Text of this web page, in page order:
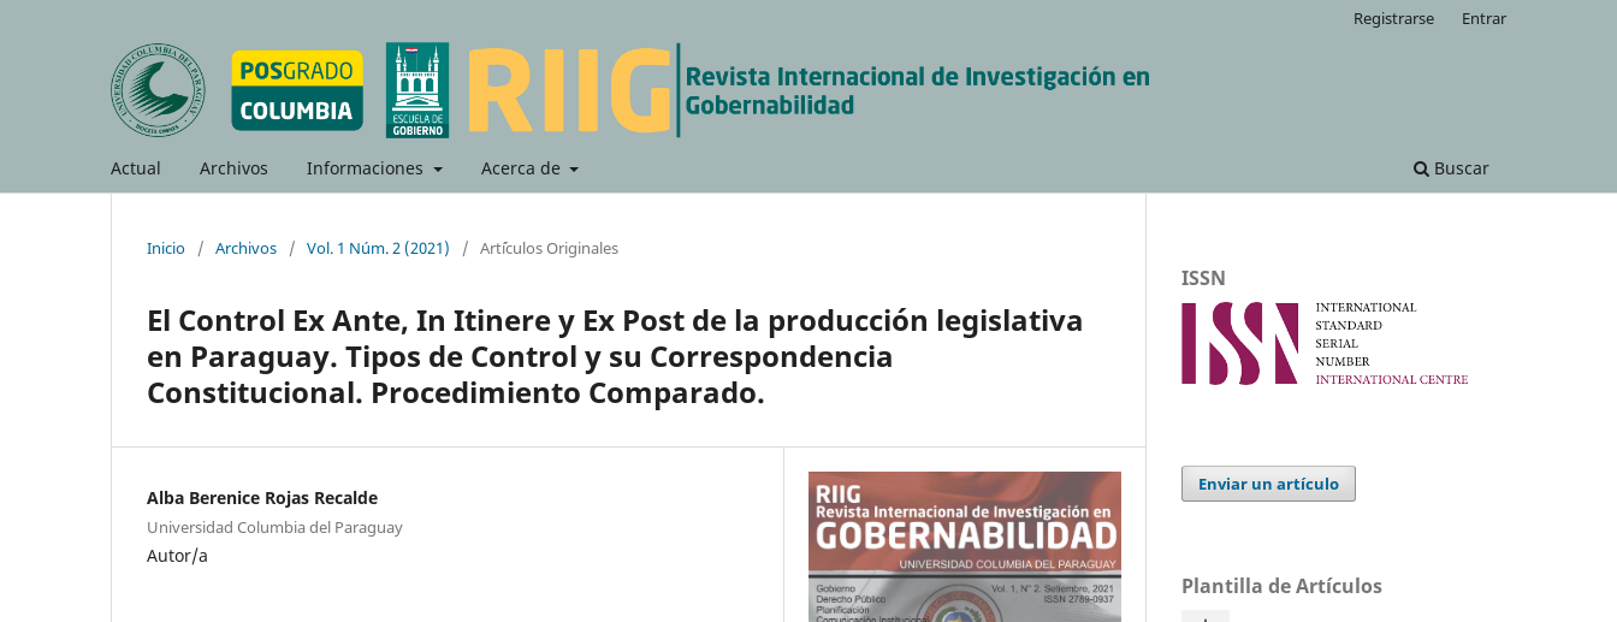
Actual Archivos Informaciones Acerca de Buscar
Registrarse Entrar
Inicio / Archivos / Vol. 1 Núm. 2 (2021) / Art´ículos Originales
El Control Ex Ante, In Itinere y Ex Post de la producción legislativa
en Paraguay. Tipos de Control y su Correspondencia
Constitucional. Procedimiento Comparado.
Alba Berenice Rojas Recalde
Universidad Columbia del Paraguay
Autor/a
ISSN
Enviar un artículo
Plantilla de Artículos